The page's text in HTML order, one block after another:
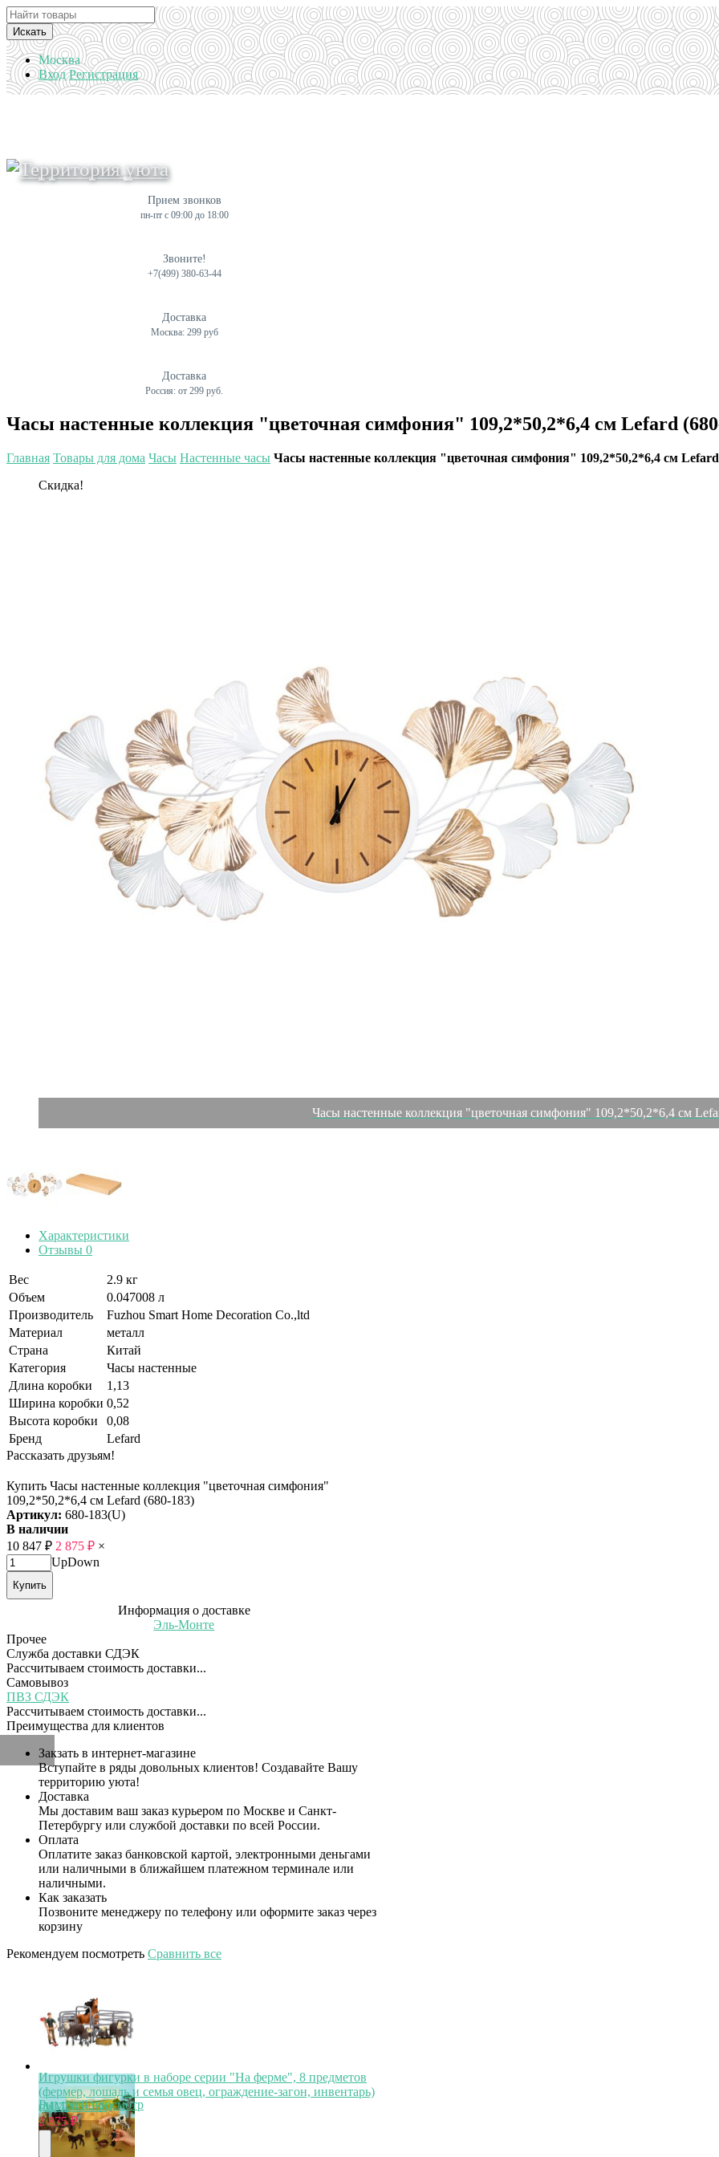
Искать
Москва
Вход Регистрация
Прием звонков
пн-пт с 09:00 до 18:00
Звоните!
+7(499) 380-63-44
Доставка
Москва: 299 руб
Доставка
Россия: от 299 руб.
Часы настенные коллекция "цветочная симфония" 109,2*50,2*6,4 см Lefard
Главная Товары для дома Часы Настенные часы Часы настенные коллекция "цветочная симфония" 109,2*50,2*6,4 см Lefard
Скидка!
Часы настенные коллекция "цветочная симфония" 109,2*50,2*6,4 см
Характеристики
Отзывы 0
Вес
2.9 кг
Объем
0.047008 л
Производитель
Fuzhou Smart Home Decoration Co.,ltd
Материал
металл
Страна
Китай
Категория
Часы настенные
Длина коробки
1,13
Ширина коробки 0,52
Высота коробки
0,08
Бренд
Lefard
Рассказать друзьям!
Купить Часы настенные коллекция "цветочная симфония"
109,2*50,2*6,4 см Lefard (680-183)
Артикул: 680-183(U)
В наличии
10 847 ₽ 2 875 ₽ ×
UpDown
Купить
Информация о доставке
Эль-Монте
Прочее
Служба доставки СДЭК
Рассчитываем стоимость доставки...
Самовывоз
ПВЗ СДЭК
Рассчитываем стоимость доставки...
Преимущества для клиентов
Закзать в интернет-магазине
Вступайте в ряды довольных клиентов! Создавайте Вашу
территорию уюта!
Доставка
Мы доставим ваш заказ курьером по Москве и Санкт-
Петербургу или службой доставки по всей России.
Оплата
Оплатите заказ банковской картой, электронными деньгами
или наличными в ближайшем платежном терминале или
наличными.
Как заказать
Позвоните менеджеру по телефону или оформите заказ через
корзину
Рекомендуем посмотреть Сравнить все
Игрушки фигурки в наборе серии "На ферме", 8 предметов
(фермер, лошадь и семья овец, ограждение-загон, инвентарь)
(ММ205-030)
Быстрый просмотр
2 875₽